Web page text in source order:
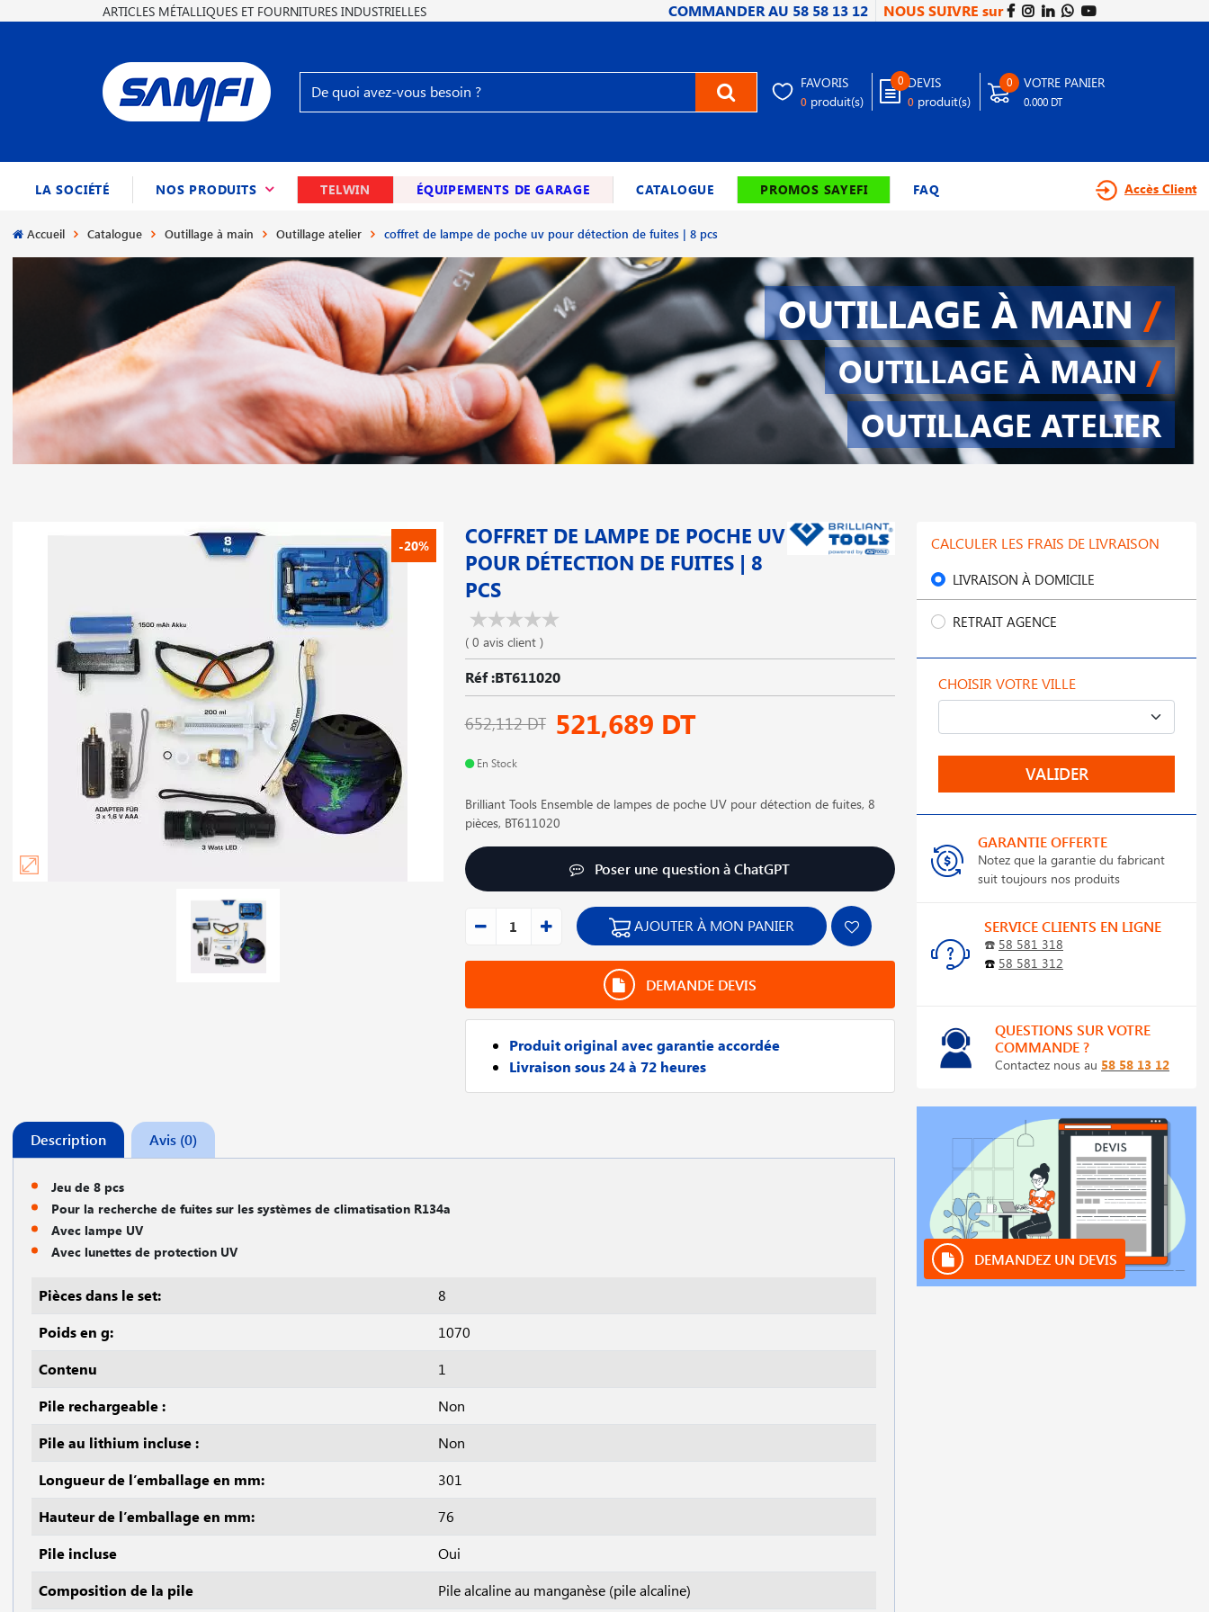
ARTICLES MÉTALLIQUES ET FOURNITURES INDUSTRIELLES COMMANDER AU 58 58 13 12 NOUS SUIVRE sur
FAVORIS
0 produit(s)
0 DEVIS
0 produit(s)
0 VOTRE PANIER
0.000 DT
LA SOCIÉTÉ NOS PRODUITS (CURRENT)TELWIN ÉQUIPEMENTS DE GARAGE CATALOGUE PROMOS SAYEFI FAQ Accès Client
Accueil Catalogue Outillage à main Outillage atelier coffret de lampe de poche uv pour détection de fuites | 8 pcs
OUTILLAGE À MAIN /
OUTILLAGE À MAIN/
OUTILLAGE ATELIER
-20%
COFFRET DE LAMPE DE POCHE UV
POUR DÉTECTION DE FUITES | 8
PCS
( 0 avis client )
Réf :BT611020
652,112 DT 521,689 DT
En Stock
Brilliant Tools Ensemble de lampes de poche UV pour détection de fuites, 8
pièces, BT611020
Poser une question à ChatGPT
AJOUTER À MON PANIER
DEMANDE DEVIS
Produit original avec garantie accordée
Livraison sous 24 à 72 heures
Description Avis (0)
Jeu de 8 pcs
Pour la recherche de fuites sur les systèmes de climatisation R134a
Avec lampe UV
Avec lunettes de protection UV
Pièces dans le set:
8
Poids en g:
1070
Contenu
1
Pile rechargeable :
Non
Pile au lithium incluse :
Non
Longueur de l’emballage en mm:
301
Hauteur de l’emballage en mm:
76
Pile incluse
Oui
Composition de la pile
Pile alcaline au manganèse (pile alcaline)
CALCULER LES FRAIS DE LIVRAISON
LIVRAISON À DOMICILE
RETRAIT AGENCE
CHOISIR VOTRE VILLE
VALIDER
GARANTIE OFFERTE
Notez que la garantie du fabricant
suit toujours nos produits
SERVICE CLIENTS EN LIGNE
☎️ 58 581 318
☎️ 58 581 312
QUESTIONS SUR VOTRE
COMMANDE ?
Contactez nous au 58 58 13 12
DEMANDEZ UN DEVIS